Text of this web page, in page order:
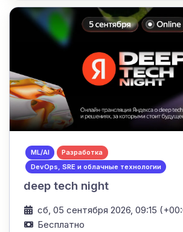
ML/AI
Разработка
DevOps, SRE и облачные технологии
deep tech night
сб, 05 сентября 2026, 09:15
Бесплатно